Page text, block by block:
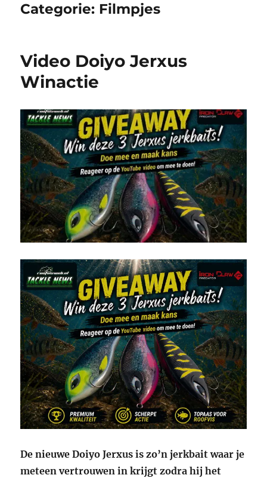
Categorie: Filmpjes
Video Doiyo Jerxus
Winactie
De nieuwe Doiyo Jerxus is zo’n jerkbait waar je
meteen vertrouwen in krijgt zodra hij het